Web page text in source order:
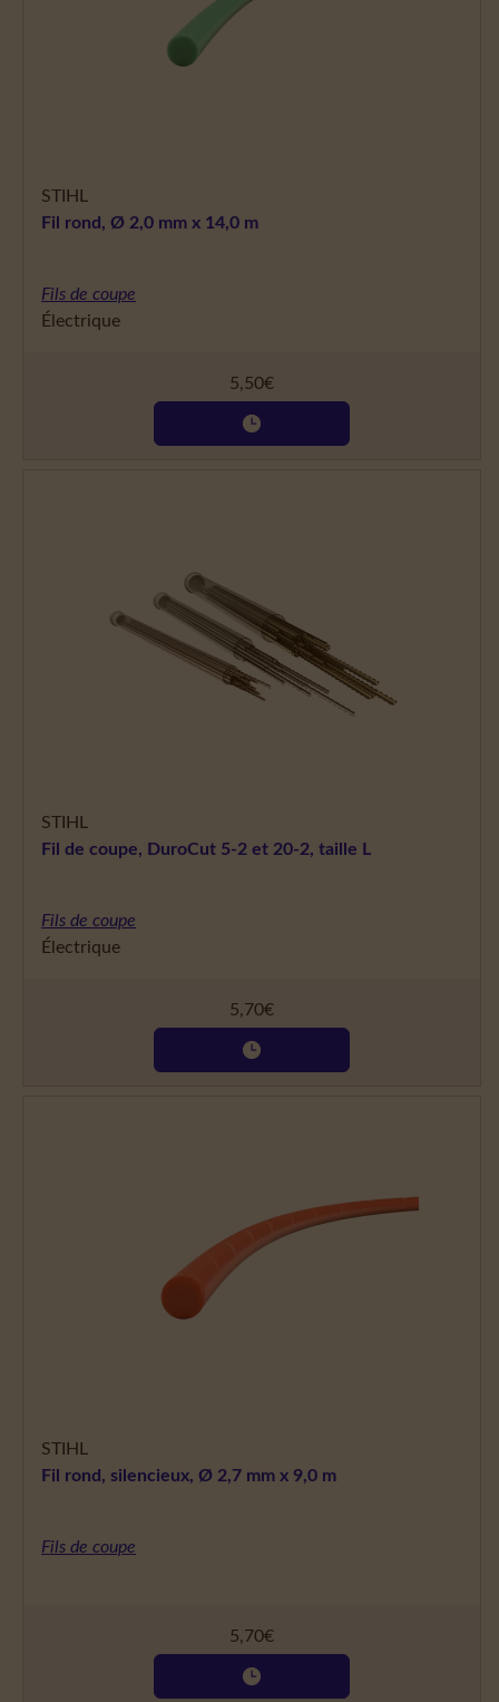
STIHL
Fil rond, Ø 2,0 mm x 14,0 m
Fils de coupe
Électrique
5,50€
STIHL
Fil de coupe, DuroCut 5-2 et 20-2, taille L
Fils de coupe
Électrique
5,70€
STIHL
Fil rond, silencieux, Ø 2,7 mm x 9,0 m
Fils de coupe
5,70€